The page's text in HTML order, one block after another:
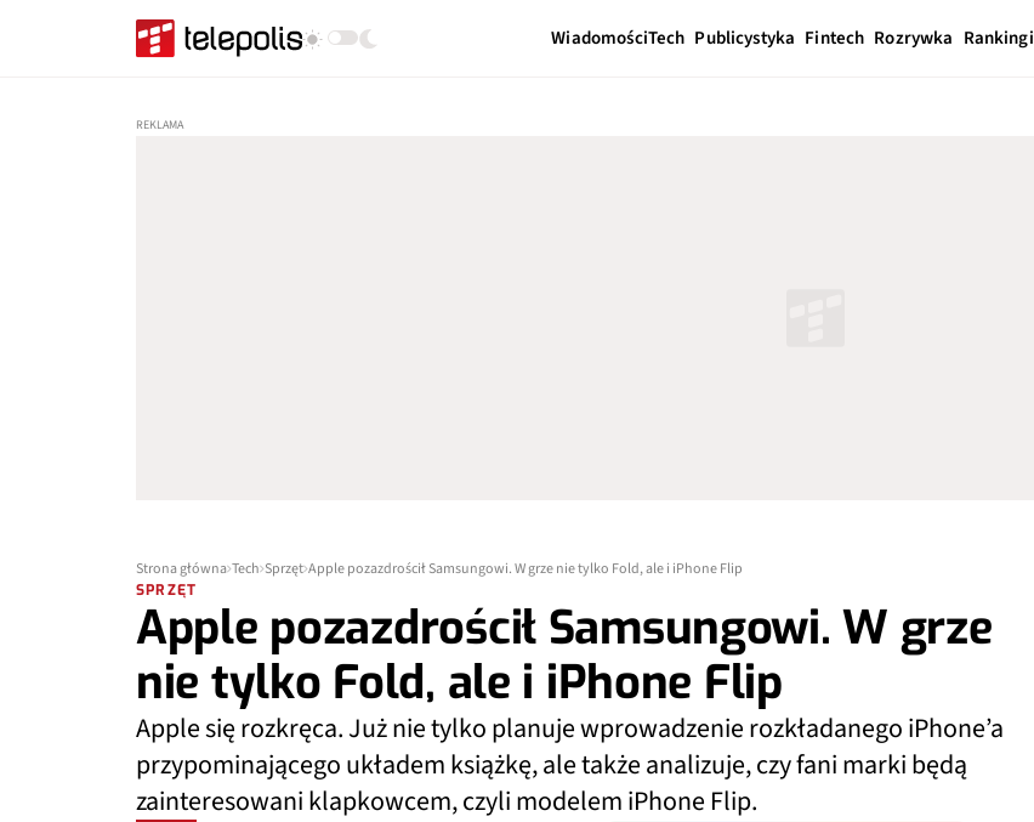
WiadomościTech Publicystyka Fintech Rozrywka Rankingi
Strona główna Tech Sprzęt Apple pozazdrościł Samsungowi. W grze nie tylko Fold, ale i iPhone Flip
SPRZĘT
Apple pozazdrościł Samsungowi. W grze
nie tylko Fold, ale i iPhone Flip
Apple się rozkręca. Już nie tylko planuje wprowadzenie rozkładanego iPhone’a
przypominającego układem książkę, ale także analizuje, czy fani marki będą
zainteresowani klapkowcem, czyli modelem iPhone Flip.